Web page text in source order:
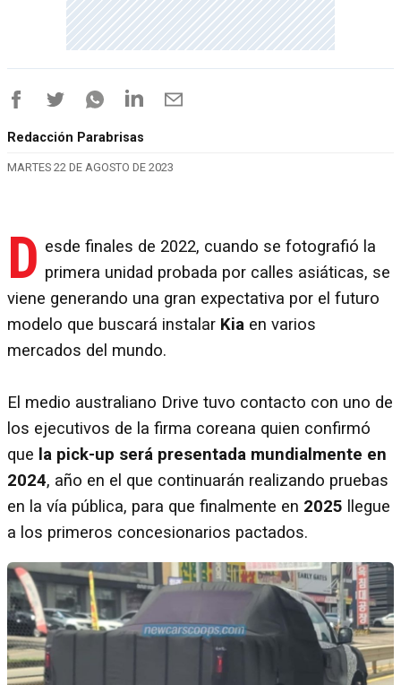
Redacción Parabrisas
MARTES 22 DE AGOSTO DE 2023
D esde finales de 2022, cuando se fotografió la
primera unidad probada por calles asiáticas, se
viene generando una gran expectativa por el futuro
modelo que buscará instalar Kia en varios
mercados del mundo.
El medio australiano Drive tuvo contacto con uno de
los ejecutivos de la firma coreana quien confirmó
que la pick-up será presentada mundialmente en
2024, año en el que continuarán realizando pruebas
en la vía pública, para que finalmente en 2025 llegue
a los primeros concesionarios pactados.